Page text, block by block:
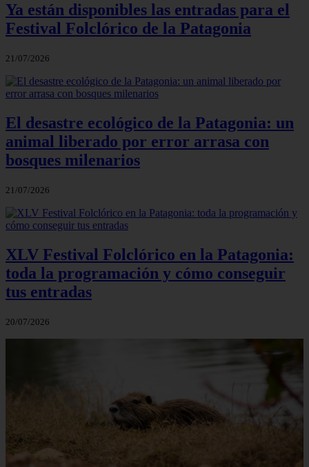
Ya están disponibles las entradas para el
Festival Folclórico de la Patagonia
21/07/2026
El desastre ecológico de la Patagonia: un
animal liberado por error arrasa con
bosques milenarios
21/07/2026
XLV Festival Folclórico en la Patagonia:
toda la programación y cómo conseguir
tus entradas
20/07/2026